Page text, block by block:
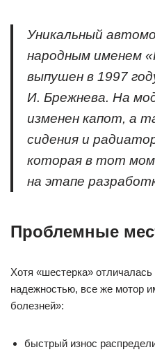
Уникальный
народным именем
выпушен в 1997
И. Брежнева. На
изменен капот, а
сидения и
которая в тот
на этапе
Проблемные
Хотя «шестерка»
надежностью, все же мотор
болезней»:
быстрый износ